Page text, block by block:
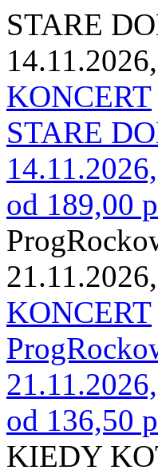
STARE
KONCERT
STARE
od 189,00
KONCERT
od 136,50
KIEDY